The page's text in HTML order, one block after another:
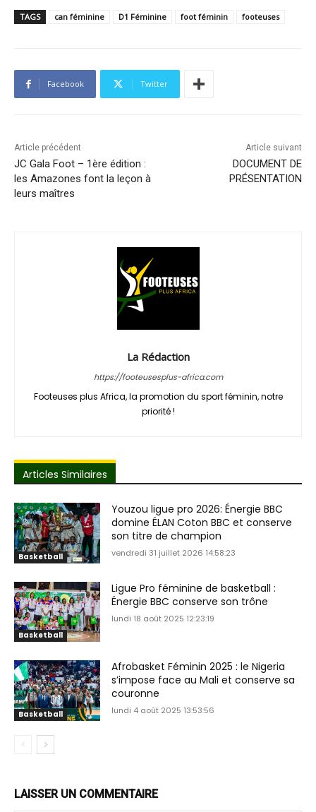
TAGS can féminine D1 Féminine foot féminin footeuses
Facebook Twitter
Article précédent
JC Gala Foot – 1ère édition :
les Amazones font la leçon à
leurs maîtres
Article suivant
DOCUMENT DE
PRÉSENTATION
La Rédaction
https://footeusesplus-africa.com
Footeuses plus Africa, la promotion du sport féminin, notre
priorité !
Articles Similaires
Basketball
Youzou ligue pro 2026: Énergie BBC
domine ÉLAN Coton BBC et conserve
son titre de champion
vendredi 31 juillet 2026 14:58:23
Basketball
Ligue Pro féminine de basketball :
Énergie BBC conserve son trône
lundi 18 août 2025 12:23:19
Basketball
Afrobasket Féminin 2025 : le Nigeria
s’impose face au Mali et conserve sa
couronne
lundi 4 août 2025 13:53:56
LAISSER UN COMMENTAIRE